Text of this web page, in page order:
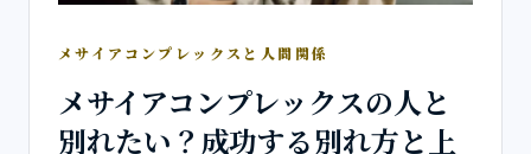
メサイアコンプレックスと人間関係
メサイアコンプレックスの人と
別れたい？成功する別れ方と上